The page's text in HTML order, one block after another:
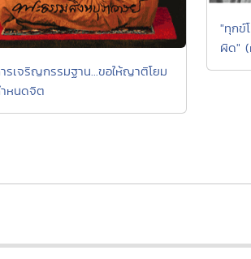
รเจริญกรรมฐาน...ขอให้ญาติโยม
หนดจิต
"ทุกข์
ผิด" (